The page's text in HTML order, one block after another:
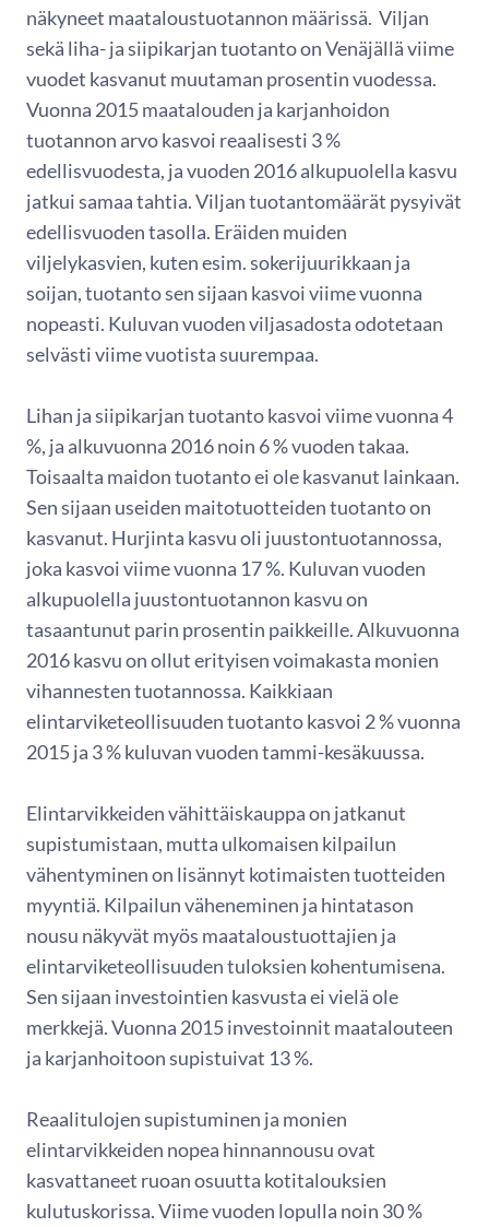
näkyneet maataloustuotannon määrissä. Viljan
sekä liha- ja siipikarjan tuotanto on Venäjällä viime
vuodet kasvanut muutaman prosentin vuodessa.
Vuonna 2015 maatalouden ja karjanhoidon
tuotannon arvo kasvoi reaalisesti 3 %
edellisvuodesta, ja vuoden 2016 alkupuolella kasvu
jatkui samaa tahtia. Viljan tuotantomäärät pysyivät
edellisvuoden tasolla. Eräiden muiden
viljelykasvien, kuten esim. sokerijuurikkaan ja
soijan, tuotanto sen sijaan kasvoi viime vuonna
nopeasti. Kuluvan vuoden viljasadosta odotetaan
selvästi viime vuotista suurempaa.
Lihan ja siipikarjan tuotanto kasvoi viime vuonna 4
%, ja alkuvuonna 2016 noin 6 % vuoden takaa.
Toisaalta maidon tuotanto ei ole kasvanut lainkaan.
Sen sijaan useiden maitotuotteiden tuotanto on
kasvanut. Hurjinta kasvu oli juustontuotannossa,
joka kasvoi viime vuonna 17 %. Kuluvan vuoden
alkupuolella juustontuotannon kasvu on
tasaantunut parin prosentin paikkeille. Alkuvuonna
2016 kasvu on ollut erityisen voimakasta monien
vihannesten tuotannossa. Kaikkiaan
elintarviketeollisuuden tuotanto kasvoi 2 % vuonna
2015 ja 3 % kuluvan vuoden tammi-kesäkuussa.
Elintarvikkeiden vähittäiskauppa on jatkanut
supistumistaan, mutta ulkomaisen kilpailun
vähentyminen on lisännyt kotimaisten tuotteiden
myyntiä. Kilpailun väheneminen ja hintatason
nousu näkyvät myös maataloustuottajien ja
elintarviketeollisuuden tuloksien kohentumisena.
Sen sijaan investointien kasvusta ei vielä ole
merkkejä. Vuonna 2015 investoinnit maatalouteen
ja karjanhoitoon supistuivat 13 %.
Reaalitulojen supistuminen ja monien
elintarvikkeiden nopea hinnannousu ovat
kasvattaneet ruoan osuutta kotitalouksien
kulutuskorissa. Viime vuoden lopulla noin 30 %